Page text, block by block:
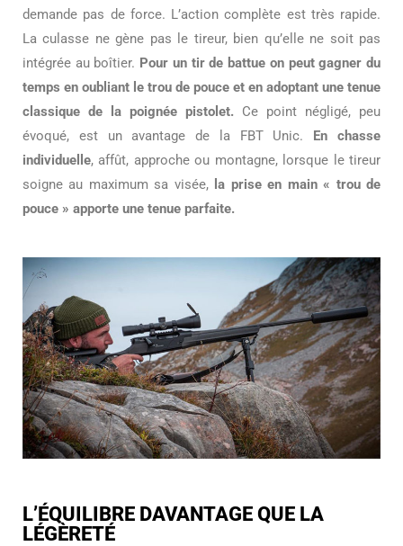
demande pas de force. L’action complète est très rapide.
La culasse ne gène pas le tireur, bien qu’elle ne soit pas
intégrée au boîtier. Pour un tir de battue on peut gagner du
temps en oubliant le trou de pouce et en adoptant une tenue
classique de la poignée pistolet. Ce point négligé, peu
évoqué, est un avantage de la FBT Unic.
En chasse
individuelle, affût, approche ou montagne, lorsque le tireur
soigne au maximum sa visée, la prise en main « trou de
pouce » apporte une tenue parfaite.
L’ÉQUILIBRE DAVANTAGE QUE LA
LÉGÈRETÉ